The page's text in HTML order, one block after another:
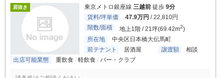
居抜き 東京メトロ銀座線 三越前 徒歩 9分
賃料/坪単価
47.9万円 / 22,810円
階数/面積
地上1階 / 21坪(69.42m2)
所在地
中央区日本橋大伝馬町
前テナント
居酒屋 譲渡額
相談
出店可能業態
重飲食 軽飲食 バー・クラブ